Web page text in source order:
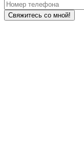
Свяжитесь со мной!